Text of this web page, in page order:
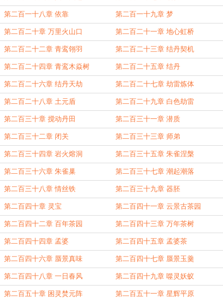
第二百一十八章 依靠 第二百一十九章 梦
第二百二十章 万里火山口 第二百二十一章 地心虹桥
第二百二十二章 青鸾翎羽 第二百二十三章 结丹契机
第二百二十四章 青鸾木焱树 第二百二十五章 结丹
第二百二十六章 结丹天劫 第二百二十七章 劫雷炼体
第二百二十八章 土元盾 第二百二十九章 白色劫雷
第二百三十章 搅动丹田 第二百三十一章 潜质
第二百三十二章 闭关 第二百三十三章 师弟
第二百三十四章 岩火熔洞 第二百三十五章 朱雀涅槃
第二百三十六章 朱雀巢 第二百三十七章 潮起潮落
第二百三十八章 情丝铁 第二百三十九章 器胚
第二百四十章 灵宝 第二百四十一章 云景古茶园
第二百四十二章 百年茶园 第二百四十三章 万年茶树
第二百四十四章 孟婆 第二百四十五章 孟婆茶
第二百四十六章 蜃景真味 第二百四十七章 蜃景玉羹
第二百四十八章 一日春风 第二百四十九章 噬灵妖蚁
第二百五十章 困灵焚元阵 第二百五十一章 星辉平原